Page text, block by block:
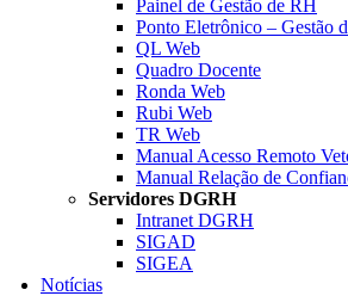
Painel de Gestão de RH
Ponto Eletrônico – Gestão
QL Web
Quadro Docente
Ronda Web
Rubi Web
TR Web
Manual Acesso Remoto
Manual Relação de
Servidores DGRH
Intranet DGRH
SIGAD
SIGEA
Notícias